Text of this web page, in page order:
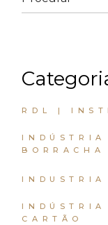
RDL |
BORRACHA
INDUSTRIA
CARTÃO